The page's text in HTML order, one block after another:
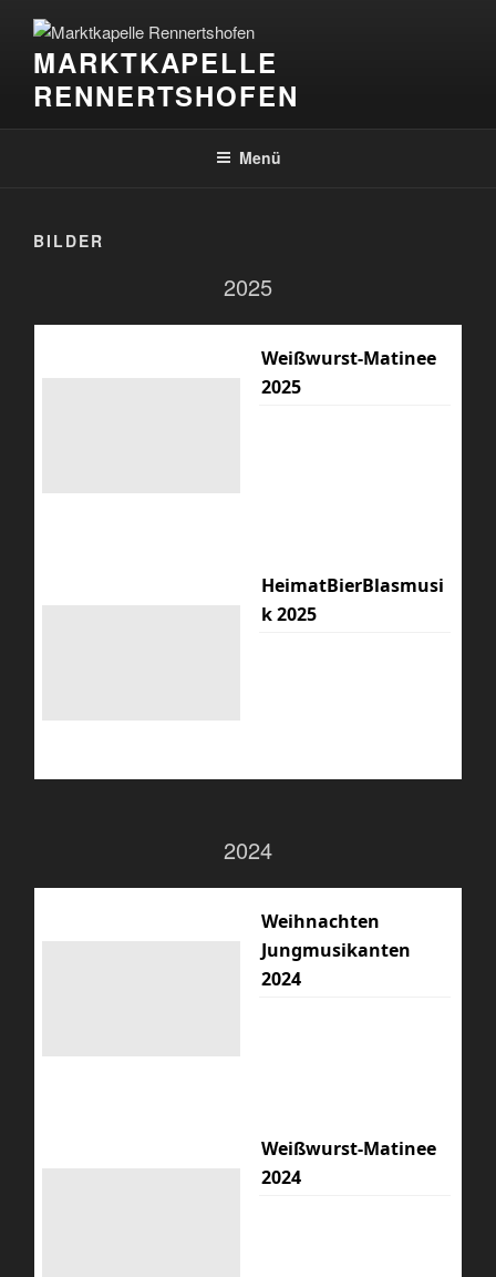
Inhalt
springenMARKTKAPELLE
RENNERTSHOFEN
Menü
BILDER
2025
Weißwurst-Matinee
2025
HeimatBierBlasmusi
k 2025
2024
Weihnachten
Jungmusikanten
2024
Weißwurst-Matinee
2024